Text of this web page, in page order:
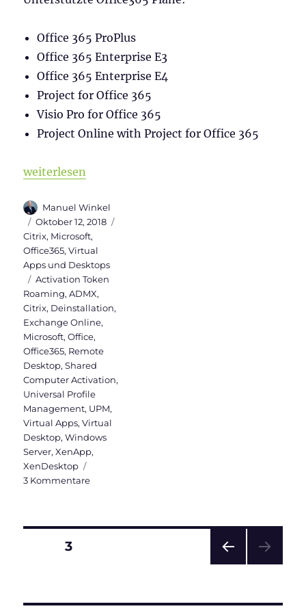
Office 365 ProPlus
Office 365 Enterprise E3
Office 365 Enterprise E4
Project for Office 365
Visio Pro for Office 365
Project Online with Project for Office 365
„Office365 Installation auf Terminalserver
weiterlesen
Autor
Manuel Winkel
Veröffentlicht
am
Oktober 12, 2018
Citrix, Microsoft,
Office365,Virtual
Apps und Desktops
Schlagwörter
Activation Token
Roaming,ADMX,
Citrix, Deinstallation,
Exchange Online,
Microsoft,Office,
Office365, Remote
Desktop,Shared
Computer Activation,
Universal Profile
Management, UPM,
Virtual Apps,Virtual
Desktop,Windows
Server,XenApp,
XenDesktop
3 Kommentarezu
Seitennummerierung
SEITE3